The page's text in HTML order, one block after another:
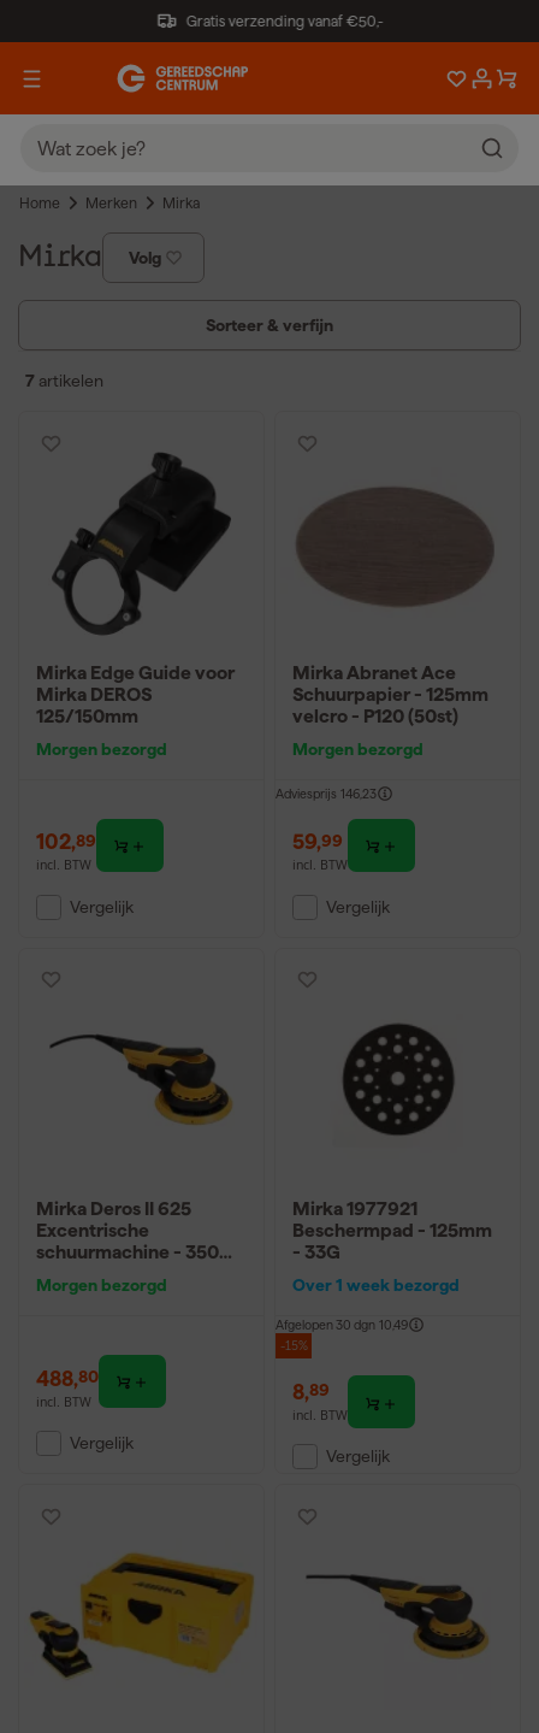
Gratis verzending vanaf €50,-
Home Merken Mirka
Mirka Volg
Sorteer & verfijn
7 artikelen
Mirka Edge Guide voor
Mirka DEROS
125/150mm
Morgen bezorgd
102,89
incl. BTW
Vergelijk
Mirka Abranet Ace
Schuurpapier - 125mm
velcro - P120 (50st)
Morgen bezorgd
Adviesprijs 146,23
59,99
incl. BTW
Vergelijk
Mirka Deros II 625
Excentrische
schuurmachine - 350W
Morgen bezorgd
488,80
incl. BTW
Vergelijk
Mirka 1977921
Beschermpad - 125mm
- 33G
Over 1 week bezorgd
Afgelopen 30 dgn 10,49
-15%
8,89
incl. BTW
Vergelijk